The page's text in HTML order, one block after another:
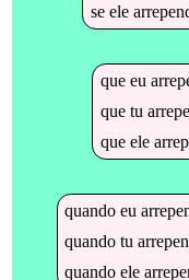
se ele
que eu
que tu
que ele
quandoeu
quandotu
quandoele